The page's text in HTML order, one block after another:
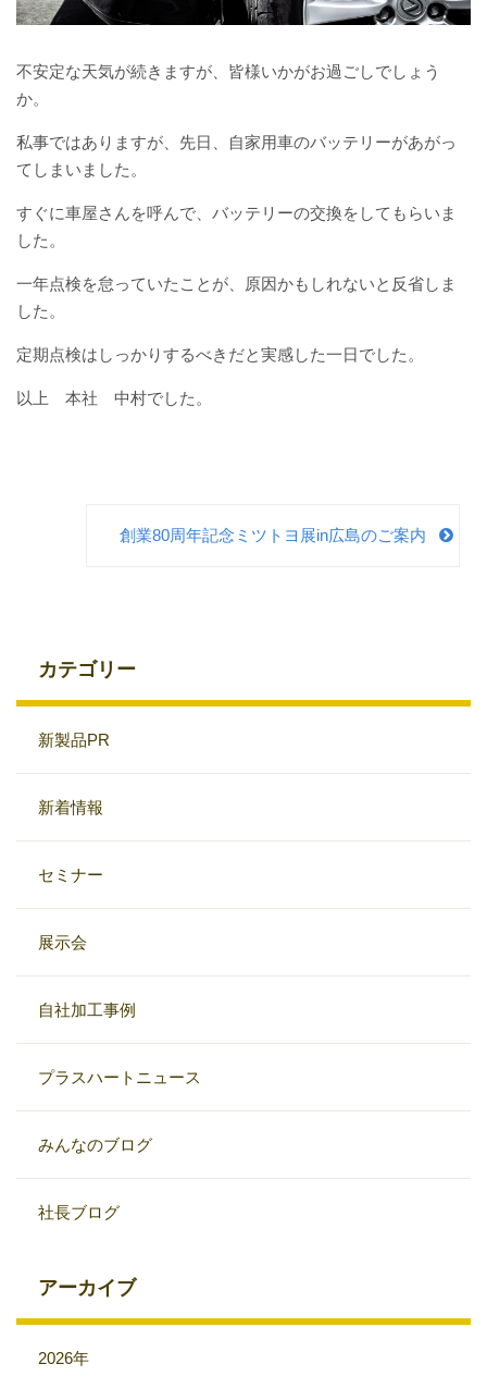
営業事務
営業
お問い合わせ
不安定な天気が続きますが、皆様いかがお過ごしでしょう
か。
私事ではありますが、先日、自家用車のバッテリーがあがっ
てしまいました。
すぐに車屋さんを呼んで、バッテリーの交換をしてもらいま
した。
一年点検を怠っていたことが、原因かもしれないと反省しま
した。
定期点検はしっかりするべきだと実感した一日でした。
以上 本社 中村でした。
創業80周年記念ミツトヨ展in広島のご案内
カテゴリー
新製品PR
新着情報
セミナー
展示会
自社加工事例
プラスハートニュース
みんなのブログ
社長ブログ
アーカイブ
2026年